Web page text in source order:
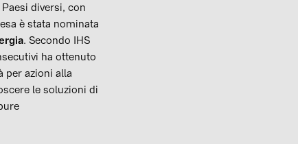
diversi, con
è stata nominata
. Secondo IHS
ha ottenuto
per azioni alla
le soluzioni di